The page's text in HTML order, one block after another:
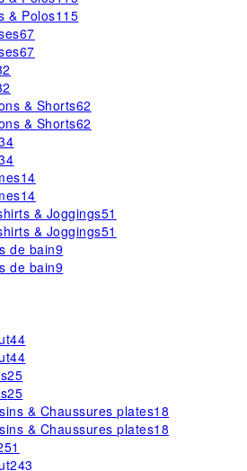
& Polos115
67
67
& Shorts62
& Shorts62
14
14
& Joggings51
& Joggings51
de bain9
de bain9
44
44
25
25
& Chaussures plates18
& Chaussures plates18
243